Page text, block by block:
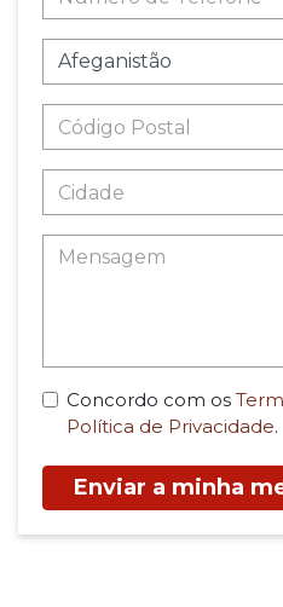
Concordo com os
Política de Privacidade.
Enviar a minha